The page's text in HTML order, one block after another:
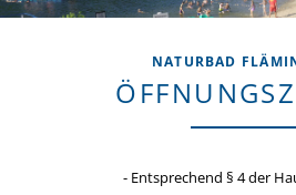
NATURBAD
- Entsprechend § 4 der